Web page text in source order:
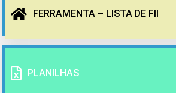
FERRAMENTA – LISTA DE FII
PLANILHAS